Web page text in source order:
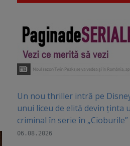
Un nou thriller intră pe
unui liceu de elită devin ținta
criminal în serie în „Cioburile”
06.08.2026